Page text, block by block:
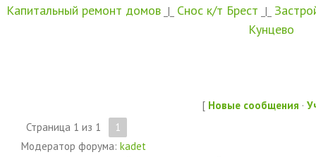
Капитальный ремонт домов _|_ Снос к/т Брест _|_
Кунцево
[ Новые сообщения ·
Страница 1 из 1
1
Модератор форума: kadet